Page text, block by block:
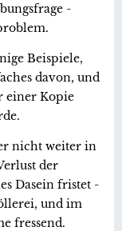
-
Beispiele,
davon, und
einer Kopie
nicht weiter in
der
Dasein fristet -
und im
fressend.